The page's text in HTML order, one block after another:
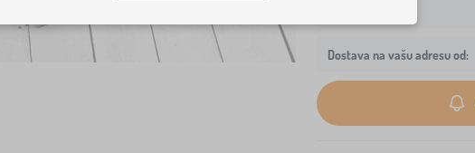
Dostava na vašu adresu od: